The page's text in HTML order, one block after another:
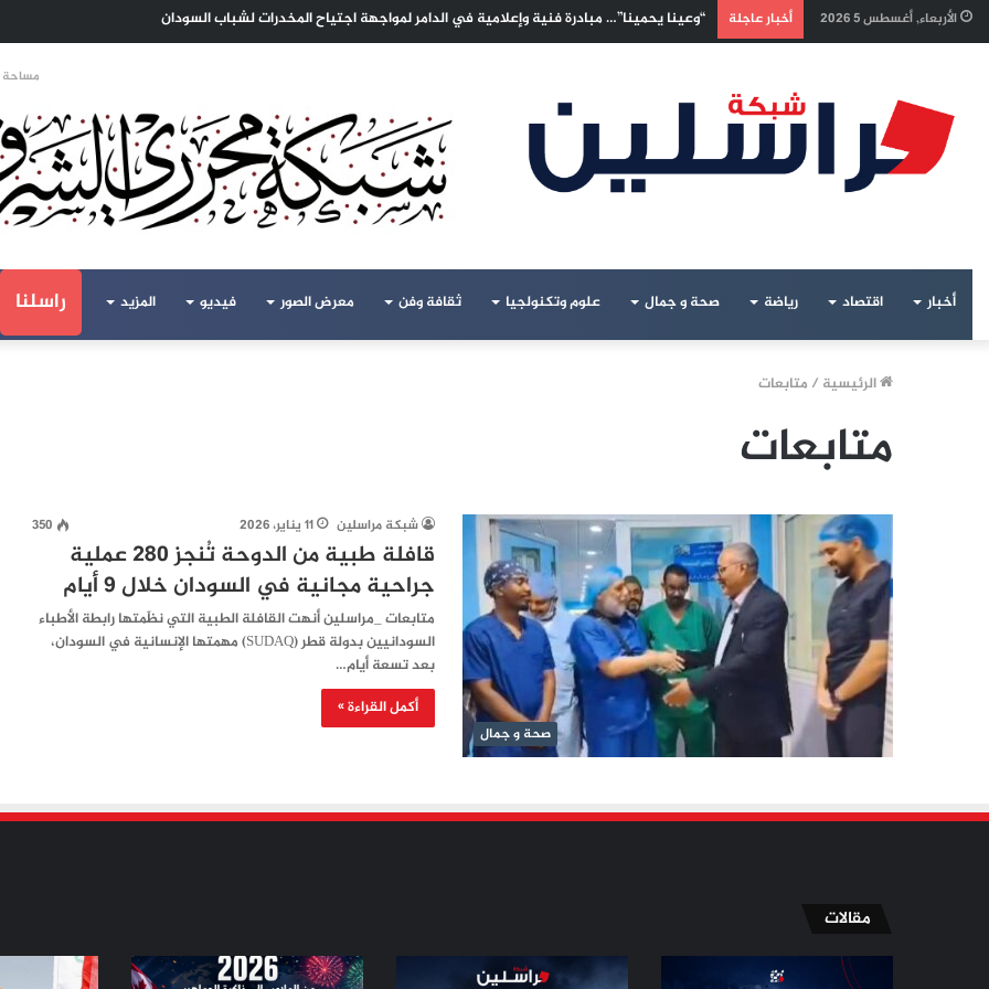
الأربعاء, أغسطس 5 2026 أخبار عاجلة “وعينا يحمينا”… مبادرة فنية وإعلامية في الدامر لمواجهة اجتياح المخدرات لشباب السودان
مساحة
أخبار اقتصاد رياضة صحة و جمال علوم وتكنولجيا ثقافة وفن معرض الصور فيديو المزيد راسلنا
الرئيسية / متابعات
متابعات
صحة و جمال
شبكة مراسلين 11 يناير، 2026 350
قافلة طبية من الدوحة تُنجز 280 عملية
جراحية مجانية في السودان خلال 9 أيام
متابعات _مراسلين أنهت القافلة الطبية التي نظّمتها رابطة الأطباء
السودانيين بدولة قطر (SUDAQ) مهمتها الإنسانية في السودان،
بعد تسعة أيام…
أكمل القراءة »
مقالات
الإسلاميون
مسيّرة
من
من